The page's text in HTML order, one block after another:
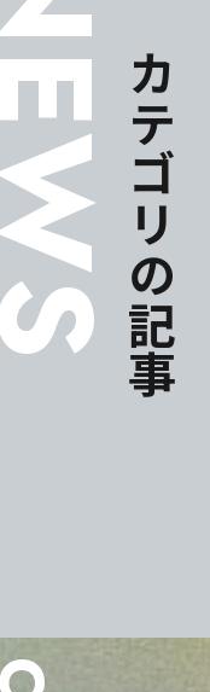
同じカテゴリの記事